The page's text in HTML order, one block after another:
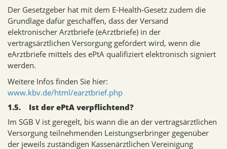
Der Gesetzgeber hat mit dem E-Health-Gesetz zudem die
Grundlage dafür geschaffen, dass der Versand
elektronischer Arztbriefe (eArztbriefe) in der
vertragsärztlichen Versorgung gefördert wird, wenn die
eArztbriefe mittels des ePtA qualifiziert elektronisch signiert
werden.
Weitere Infos finden Sie hier:
www.kbv.de/html/earztbrief.php
1.5. Ist der ePtA verpflichtend?
Im SGB V ist geregelt, bis wann die an der vertragsärztlichen
Versorgung teilnehmenden Leistungserbringer gegenüber
der jeweils zuständigen Kassenärztlichen Vereinigung